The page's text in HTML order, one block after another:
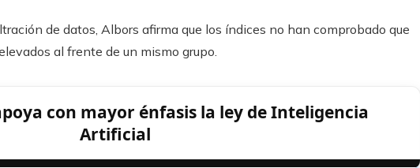
de datos, Albors afirma que los índices no han comprobado que
al frente de un mismo grupo.
con mayor énfasis la ley de Inteligencia
Artificial